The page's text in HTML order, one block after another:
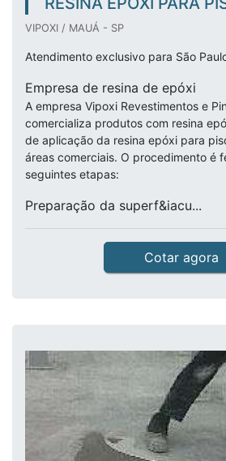
VIPOXI / MAUÁ - SP
Atendimento exclusivo para São
Empresa de resina de epóxi
A empresa Vipoxi Revestimentos e
comercializa produtos com resina
de aplicação da resina epóxi para
áreas comerciais. O procedimento é
seguintes etapas:
Preparação da superf&iacu...
Cotar agora